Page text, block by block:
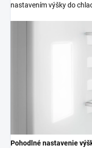
nastavením výšky do
Pohodlné nastavenie